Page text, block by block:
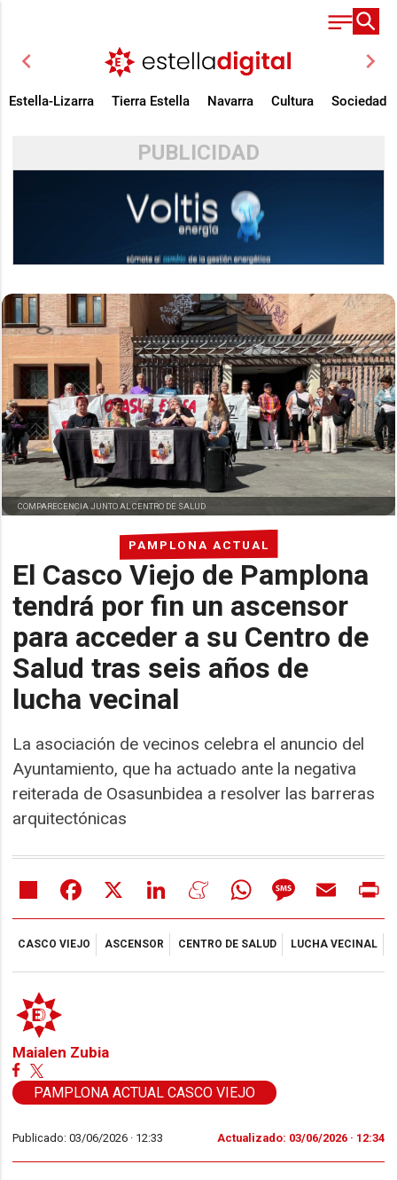
chevron_left chevron_right
Estella-Lizarra Tierra Estella Navarra Cultura Sociedad
PUBLICIDAD
PAMPLONA ACTUAL
El Casco Viejo de Pamplona
tendrá por fin un ascensor
para acceder a su Centro de
Salud tras seis años de
lucha vecinal
La asociación de vecinos celebra el anuncio del
Ayuntamiento, que ha actuado ante la negativa
reiterada de Osasunbidea a resolver las barreras
arquitectónicas
COMPARECENCIA JUNTO AL CENTRO DE SALUD
Share Facebook LinkedIn MeneameWhatsAppMessageEmail
CASCO VIEJO ASCENSOR CENTRO DE SALUD LUCHA VECINAL
Maialen Zubia
PAMPLONA ACTUAL CASCO VIEJO
Publicado: 03/06/2026 · 12:33 Actualizado: 03/06/2026 · 12:34